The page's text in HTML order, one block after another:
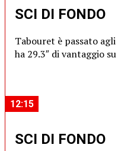
SCI DI FONDO
Tabouret è passato
ha 29.3″ di vantaggio
12:15
SCI DI FONDO